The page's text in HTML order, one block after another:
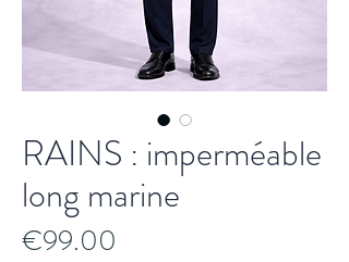
RAINS : imperméable
long marine
€99.00